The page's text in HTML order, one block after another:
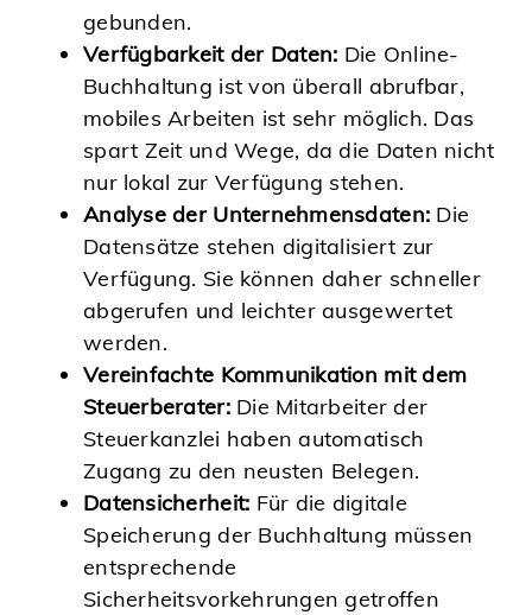
gebunden.
Verfügbarkeit der Daten: Die Online-
Buchhaltung ist von überall abrufbar,
mobiles Arbeiten ist sehr möglich. Das
spart Zeit und Wege, da die Daten nicht
nur lokal zur Verfügung stehen.
Analyse der Unternehmensdaten: Die
Datensätze stehen digitalisiert zur
Verfügung. Sie können daher schneller
abgerufen und leichter ausgewertet
werden.
Vereinfachte Kommunikation mit dem
Steuerberater:Die Mitarbeiter der
Steuerkanzlei haben automatisch
Zugang zu den neusten Belegen.
Datensicherheit: Für die digitale
Speicherung der Buchhaltung müssen
entsprechende
Sicherheitsvorkehrungen getroffen